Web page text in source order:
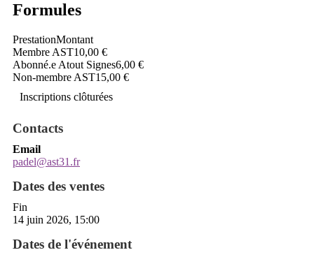
Formules
PrestationMontant
Membre AST10,00 €
Abonné.e Atout Signes6,00 €
Non-membre AST15,00 €
Inscriptions clôturées
Contacts
Email
padel@ast31.fr
Dates des ventes
Fin
14 juin 2026, 15:00
Dates de l'événement